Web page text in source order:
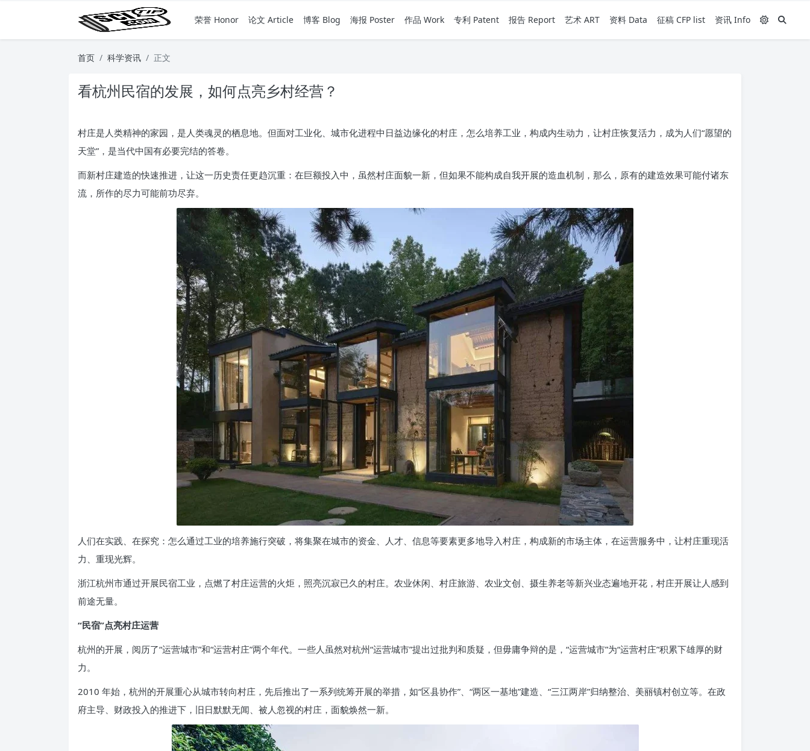
荣誉 Honor 论文 Article 博客 Blog 海报 Poster 作品 Work 专利 Patent 报告 Report 艺术 ART 资料 Data 征稿 CFP list 资讯 Info
首页 科学资讯 正文
看杭州民宿的发展，如何点亮乡村经营？
村庄是人类精神的家园，是人类魂灵的栖息地。但面对工业化、城市化进程中日益边缘化的村庄，怎么培养工业，构成内生动力，让村庄恢复活力，成为人们“愿望的
天堂”，是当代中国有必要完结的答卷。
而新村庄建造的快速推进，让这一历史责任更趋沉重：在巨额投入中，虽然村庄面貌一新，但如果不能构成自我开展的造血机制，那么，原有的建造效果可能付诸东
流，所作的尽力可能前功尽弃。
人们在实践、在探究：怎么通过工业的培养施行突破，将集聚在城市的资金、人才、信息等要素更多地导入村庄，构成新的市场主体，在运营服务中，让村庄重现活
力、重现光辉。
浙江杭州市通过开展民宿工业，点燃了村庄运营的火炬，照亮沉寂已久的村庄。农业休闲、村庄旅游、农业文创、摄生养老等新兴业态遍地开花，村庄开展让人感到
前途无量。
“民宿”点亮村庄运营
杭州的开展，阅历了“运营城市”和“运营村庄”两个年代。一些人虽然对杭州“运营城市”提出过批判和质疑，但毋庸争辩的是，“运营城市”为“运营村庄”积累下雄厚的财
力。
2010 年始，杭州的开展重心从城市转向村庄，先后推出了一系列统筹开展的举措，如“区县协作”、“两区一基地”建造、“三江两岸”归纳整治、美丽镇村创立等。在政
府主导、财政投入的推进下，旧日默默无闻、被人忽视的村庄，面貌焕然一新。